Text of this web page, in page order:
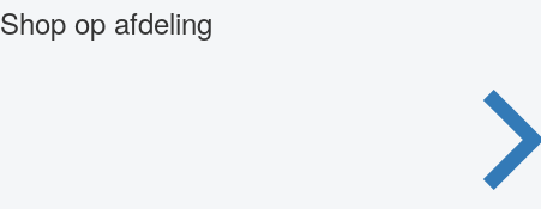
Shop op afdeling